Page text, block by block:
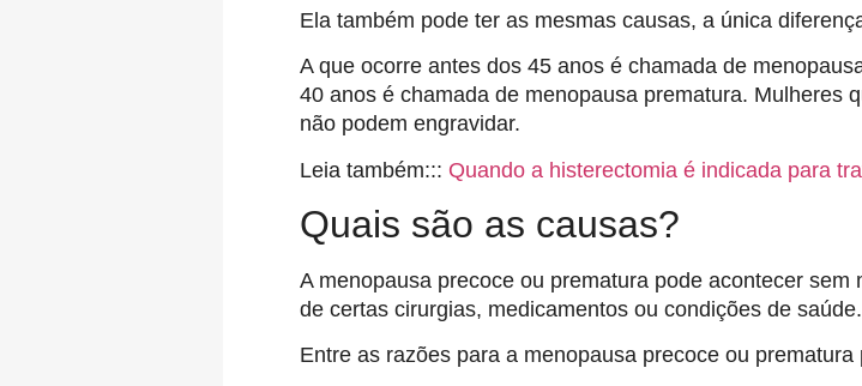
Ela também pode ter as mesmas causas, a única
A que ocorre antes dos 45 anos é chamada de
40 anos é chamada de menopausa prematura. Mulheres
não podem engravidar.
Leia também::: Quando a histerectomia é indicada para
Quais são as causas?
A menopausa precoce ou prematura pode acontecer
de certas cirurgias, medicamentos ou condições de saúde.
Entre as razões para a menopausa precoce ou prematura